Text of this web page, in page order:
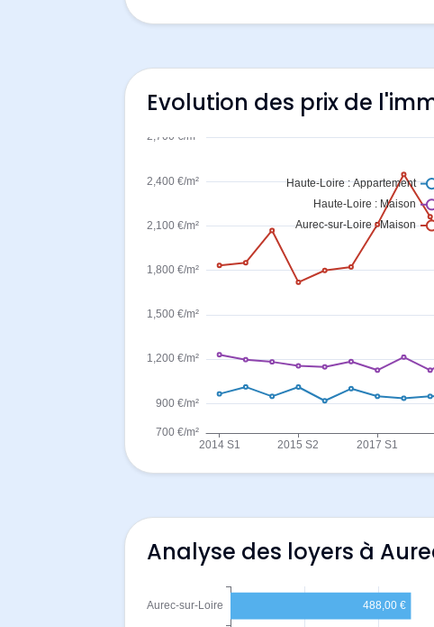
Evolution des prix de
Analyse des loyers à